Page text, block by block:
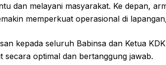
dan melayani masyarakat. Ke depan,
memperkuat operasional di
kepada seluruh Babinsa dan Ketua
secara optimal dan bertanggung jawab.